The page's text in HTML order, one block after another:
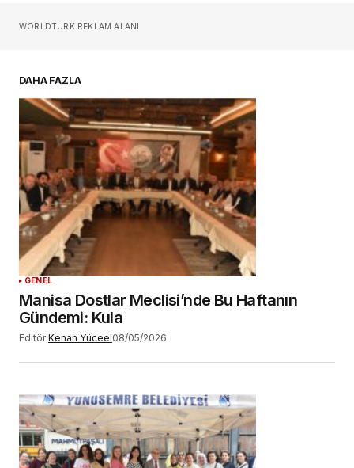
Sizin adınız*
Daha sonraki yorumlarımda kullanılması için
adım, e-posta adresim ve site adresim bu
tarayıcıya kaydedilsin.
YORUM GÖNDER
WORLDTURK REKLAM ALANI
DAHA FAZLA
GENEL
Manisa Dostlar Meclisi’nde Bu Haftanın
Gündemi: Kula
Editör Kenan Yüceel08/05/2026